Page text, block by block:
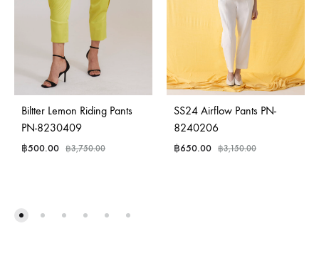
Biltter Lemon Riding Pants
PN-8230409
฿500.00 ฿3,750.00
SS24 Airflow Pants PN-
8240206
฿650.00 ฿3,150.00